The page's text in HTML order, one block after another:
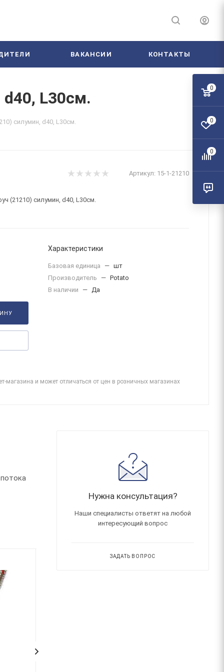
ВАКАНСИИ КОНТАКТЫ
L30см.
силумин, d40, L30см.
Артикул: 15-1-21210
(21210) силумин, d40, L30см.
Характеристики
Базовая единица — шт
Производитель
— Potato
В наличии
— Да
магазина и может отличаться от цен в розничных магазинах
Нужна консультация?
Наши специалисты ответят на любой
интересующий вопрос
ЗАДАТЬ ВОПРОС
0
0
0